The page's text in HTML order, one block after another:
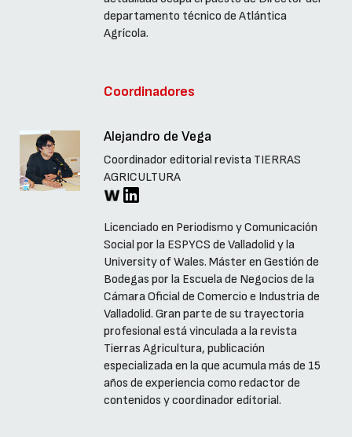
departamento técnico de Atlántica
Agrícola.
Coordinadores
Alejandro de Vega
Coordinador editorial revista TIERRAS
AGRICULTURA
Licenciado en Periodismo y Comunicación
Social por la ESPYCS de Valladolid y la
University of Wales. Máster en Gestión de
Bodegas por la Escuela de Negocios de la
Cámara Oficial de Comercio e Industria de
Valladolid. Gran parte de su trayectoria
profesional está vinculada a la revista
Tierras Agricultura, publicación
especializada en la que acumula más de 15
años de experiencia como redactor de
contenidos y coordinador editorial.